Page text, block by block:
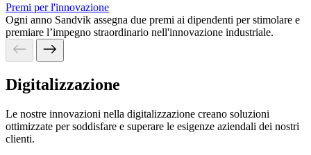
Premi per l'innovazione
Ogni anno Sandvik assegna due premi ai dipendenti per stimolare e
premiare l’impegno straordinario nell'innovazione industriale.
Digitalizzazione
Le nostre innovazioni nella digitalizzazione creano soluzioni
ottimizzate per soddisfare e superare le esigenze aziendali dei nostri
clienti.